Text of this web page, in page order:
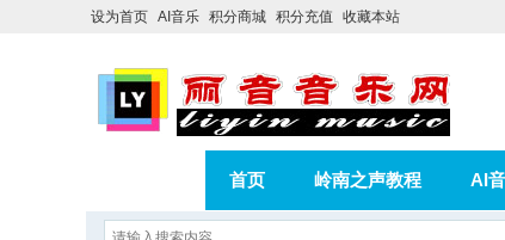
设为首页 AI音乐 积分商城 积分充值 收藏本站
首页 岭南之声教程 AI